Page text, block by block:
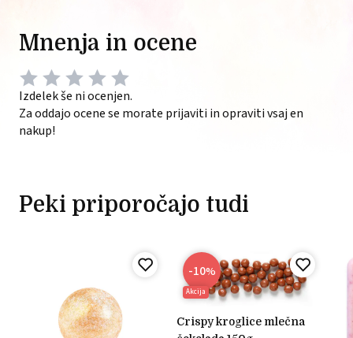
Mnenja in ocene
Izdelek še ni ocenjen.
Za oddajo ocene se morate prijaviti in opraviti vsaj en
nakup!
Peki priporočajo tudi
-10%
Akcija
crispy kroglice mlečna